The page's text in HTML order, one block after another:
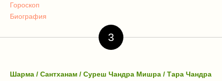
Гороскоп
Биография
3
Шарма / Сантханам / Суреш Чандра Мишра / Тара Чандра